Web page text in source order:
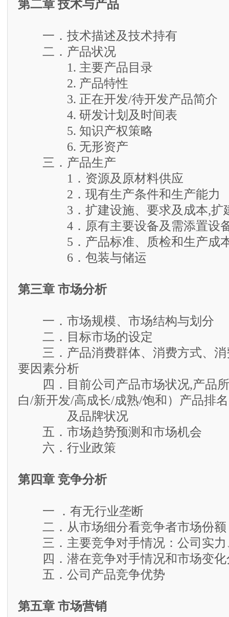
第二章 技术与产品
一．技术描述及技术持有
二．产品状况
1. 主要产品目录
2. 产品特性
3. 正在开发/待开发产品简介
4. 研发计划及时间表
5. 知识产权策略
6. 无形资产
三．产品生产
1．资源及原材料供应
2．现有生产条件和生产能力
3．扩建设施、要求及成本,扩建
4．原有主要设备及需添置设
5．产品标准、质检和生产成
6．包装与储运
第三章 市场分析
一．市场规模、市场结构与划分
二．目标市场的设定
三．产品消费群体、消费方式、消
要因素分析
四．目前公司产品市场状况,产品所
白/新开发/高成长/成熟/饱和）产品排名
及品牌状况
五．市场趋势预测和市场机会
六．行业政策
第四章 竞争分析
一 ．有无行业垄断
二．从市场细分看竞争者市场份额
三．主要竞争对手情况：公司实力
四．潜在竞争对手情况和市场变化
五．公司产品竞争优势
第五章 市场营销